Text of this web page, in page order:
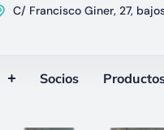
C/ Francisco Giner, 27,
Socios